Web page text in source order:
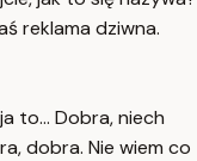
reklama dziwna.
to... Dobra, niech
dobra. Nie wiem co